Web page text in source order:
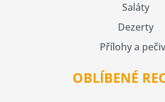
Saláty
Dezerty
Přílohy a
OBLÍBENÉ